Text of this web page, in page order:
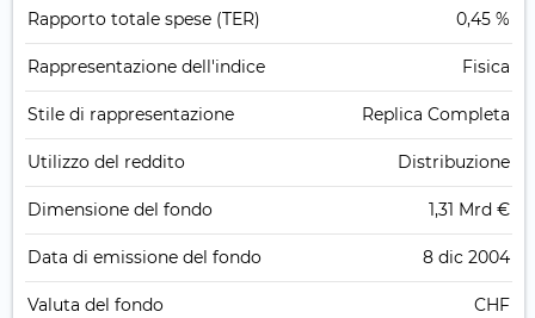
Rapporto totale spese (TER) 0,45 %
Rappresentazione dell'indice Fisica
Stile di rappresentazione Replica Completa
Utilizzo del reddito Distribuzione
Dimensione del fondo 1,31 Mrd €
Data di emissione del fondo 8 dic 2004
Valuta del fondo CHF